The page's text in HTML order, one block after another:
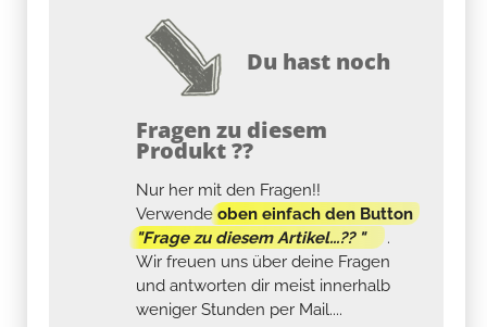
Du hast noch
Fragen zu diesem
Produkt ??
Nur her mit den Fragen!!
Verwendeoben einfach den Button
"Frage zu diesem Artikel...?? "
.
Wir freuen uns über deine Fragen
und antworten dir meist innerhalb
weniger Stunden per Mail....